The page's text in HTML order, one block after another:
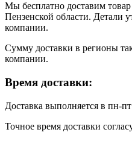
Мы бесплатно доставим
Пензенской области. Детали
компании.
Сумму доставки в регионы
компании.
Время доставки:
Доставка выполняется в пн-
Точное время доставки